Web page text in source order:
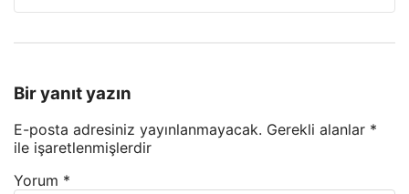
Bir yanıt yazın
E-posta adresiniz yayınlanmayacak. Gerekli alanlar *
ile işaretlenmişlerdir
Yorum *